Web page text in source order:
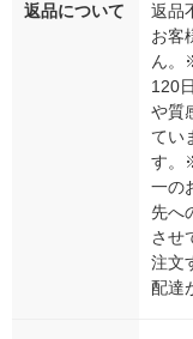
返品について
返品
お客
ん。
120
や質
てい
す。
一の
先へ
させ
注文
配達